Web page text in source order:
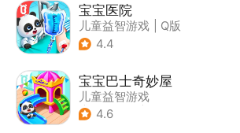
宝宝医院
儿童益智游戏
Q版
4.4
宝宝巴士奇妙屋
儿童益智游戏
| 启蒙早教
4.6